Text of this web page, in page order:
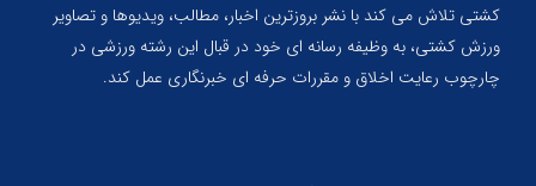
کشتی تلاش می کند با نشر بروزترین اخبار، مطالب، ویدیوها و تصاویر
ورزش کشتی، به وظیفه رسانه ای خود در قبال این رشته ورزشی در
چارچوب رعایت اخلاق و مقررات حرفه ای خبرنگاری عمل کند.